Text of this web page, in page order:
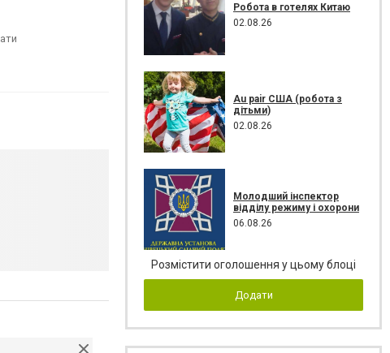
Робота в готелях Китаю
02.08.26
Au pair США (робота з
дітьми)
02.08.26
Молодший інспектор
відділу режиму і охорони
06.08.26
Розмістити оголошення у цьому блоці
Додати